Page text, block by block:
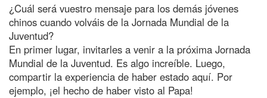
¿Cuál será vuestro mensaje para los demás jóvenes
chinos cuando volváis de la Jornada Mundial de la
Juventud?
En primer lugar, invitarles a venir a la próxima Jornada
Mundial de la Juventud. Es algo increíble. Luego,
compartir la experiencia de haber estado aquí. Por
ejemplo, ¡el hecho de haber visto al Papa!